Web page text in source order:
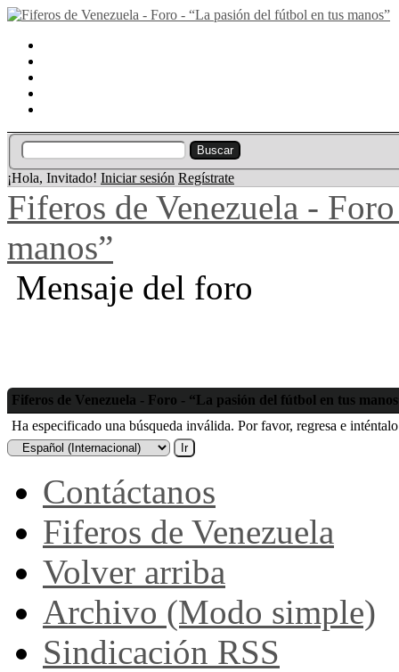
¡Hola, Invitado! Iniciar sesión Regístrate
Fiferos de Venezuela -
manos”
Mensaje del foro
Fiferos de Venezuela - Foro - “La pasión del fútbol en tus
Ha especificado una búsqueda inválida. Por favor, regresa e
Contáctanos
Fiferos de Venezuela
Volver arriba
Archivo (Modo simple)
Sindicación RSS